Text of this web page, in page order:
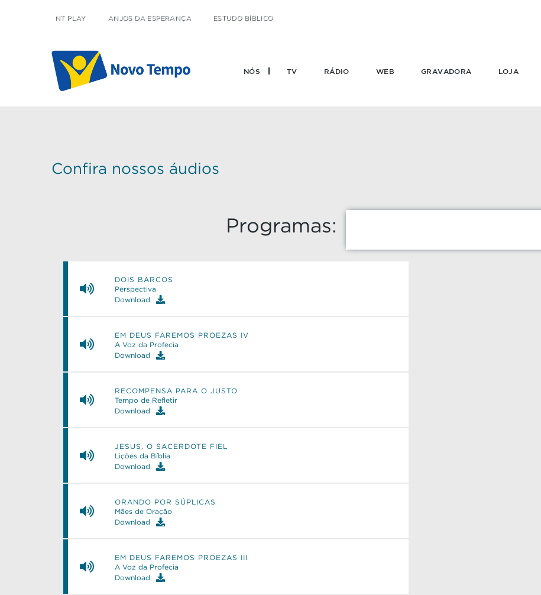
NÓS TV RÁDIO WEB
NT PLAY ANJOS DA ESPERANÇA ESTUDO BÍBLICO
GRAVADORA LOJA
Confira nossos áudios
Programas:
DOIS BARCOS
Perspectiva
Download
EM DEUS FAREMOS PROEZAS IV
A Voz da Profecia
Download
RECOMPENSA PARA O JUSTO
Tempo de Refletir
Download
JESUS, O SACERDOTE FIEL
Lições da Bíblia
Download
ORANDO POR SÚPLICAS
Mães de Oração
Download
EM DEUS FAREMOS PROEZAS III
A Voz da Profecia
Download